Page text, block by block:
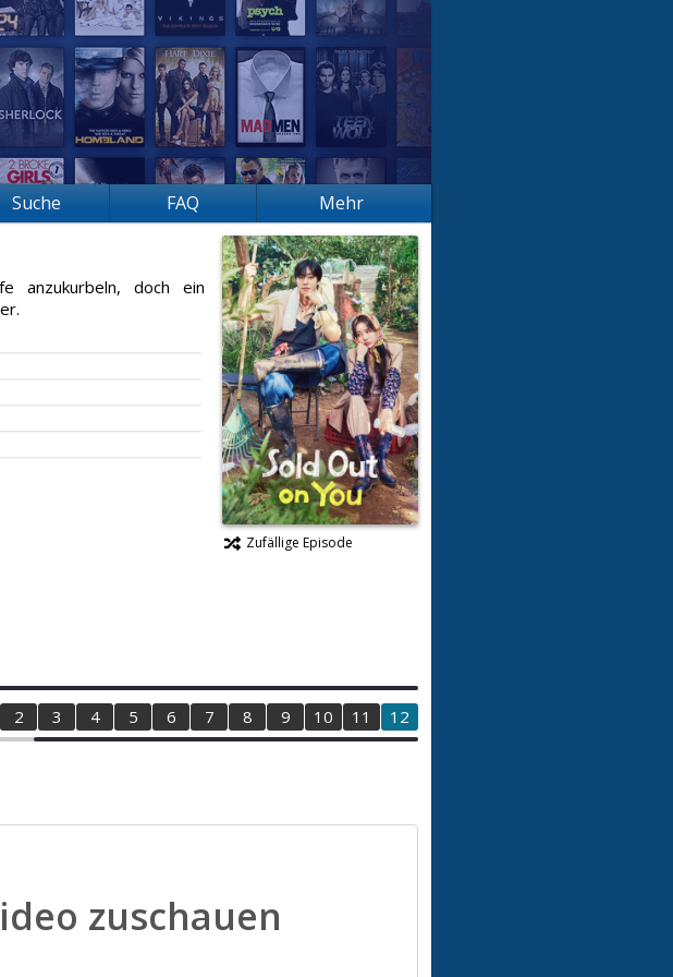
Suche FAQ Mehr
anzukurbeln, doch ein
Zufällige Episode
2 3 4 5 6 7 8 9 10 11
12
zuschauen